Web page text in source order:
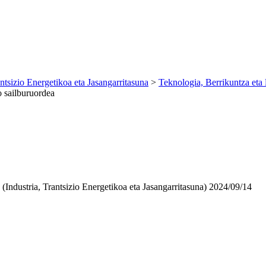
Energetikoa eta Jasangarritasuna > Teknologia, Berrikuntza
sailburuordea
Trantsizio Energetikoa eta Jasangarritasuna) 2024/09/14